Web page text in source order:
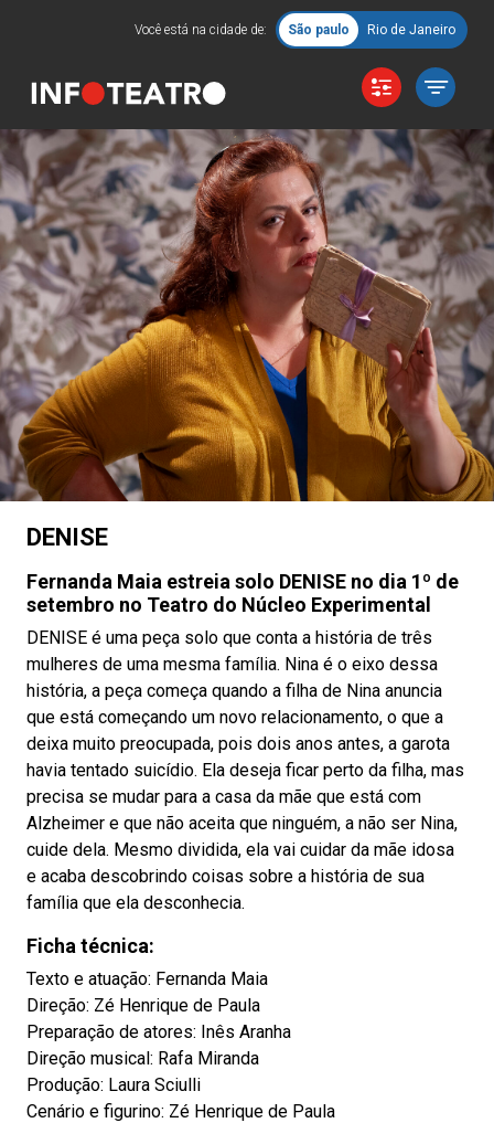
Você está na cidade de: São paulo Rio de Janeiro
DENISE
Fernanda Maia estreia solo DENISE no dia 1º de
setembro no Teatro do Núcleo Experimental
DENISE é uma peça solo que conta a história de três
mulheres de uma mesma família. Nina é o eixo dessa
história, a peça começa quando a filha de Nina anuncia
que está começando um novo relacionamento, o que a
deixa muito preocupada, pois dois anos antes, a garota
havia tentado suicídio. Ela deseja ficar perto da filha, mas
precisa se mudar para a casa da mãe que está com
Alzheimer e que não aceita que ninguém, a não ser Nina,
cuide dela. Mesmo dividida, ela vai cuidar da mãe idosa
e acaba descobrindo coisas sobre a história de sua
família que ela desconhecia.
Ficha técnica:
Texto e atuação: Fernanda Maia
Direção: Zé Henrique de Paula
Preparação de atores: Inês Aranha
Direção musical: Rafa Miranda
Produção: Laura Sciulli
Cenário e figurino: Zé Henrique de Paula